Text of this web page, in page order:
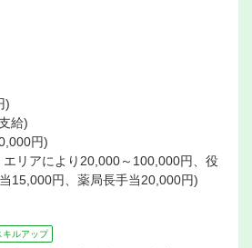
)
給)
円)
リアにより20,000～100,000円、役
15,000円、薬局長手当20,000円)
キルアップ